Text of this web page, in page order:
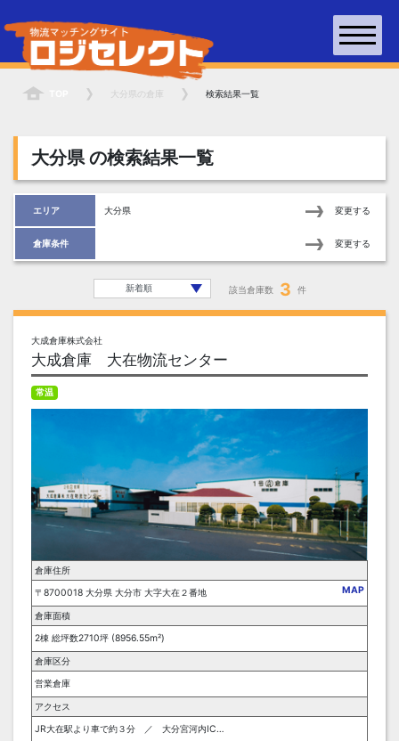
大分県 の倉庫 検索結果一覧
大分県の検索結果一覧
エリア 大分県 変更する
倉庫条件 変更する
該当倉庫数 3 件
大成倉庫株式会社
大成倉庫 大在物流センター
常温
倉庫住所
〒8700018 大分県 大分市 大字大在２番地
MAP
倉庫面積
2棟 総坪数2710坪 (8956.55m²)
倉庫区分
営業倉庫
アクセス
JR大在駅より車で約３分 ／ 大分宮河内ICより車で約１０分